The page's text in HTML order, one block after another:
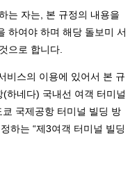
는 자는, 본 규정의 내용을
하여야 하며 해당 돌보미 서
으로 합니다.
비스의 이용에 있어서 본 규
하네다) 국내선 여객 터미널
쿄 국제공항 터미널 빌딩 방
하는 “제3여객 터미널 빌딩